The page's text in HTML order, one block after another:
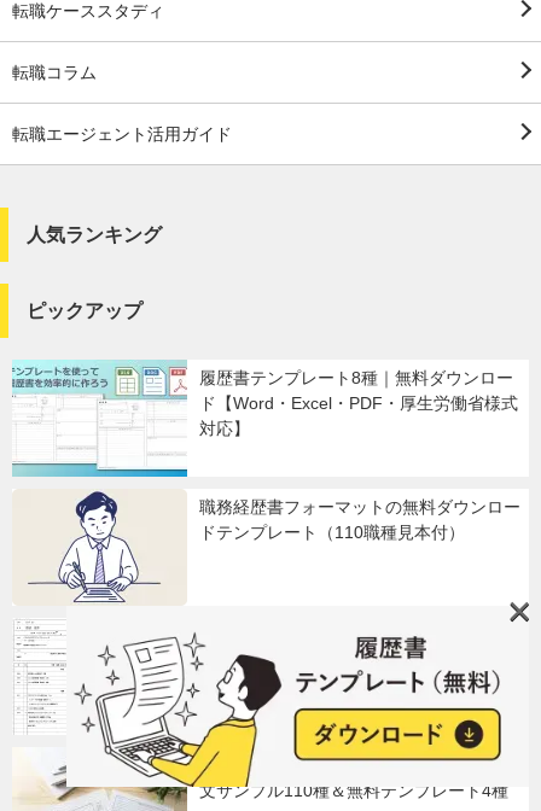
転職ケーススタディ
転職コラム
転職エージェント活用ガイド
人気ランキング
ピックアップ
履歴書テンプレート8種｜無料ダウンロー
ド【Word・Excel・PDF・厚生労働省様式
対応】
職務経歴書フォーマットの無料ダウンロー
ドテンプレート（110職種見本付）
履歴書の書き方完全ガイド｜見本・記入例
付きで簡単作成
職務経歴書の書き方完全ガイド｜職種別例
文サンプル110種＆無料テンプレート4種
×